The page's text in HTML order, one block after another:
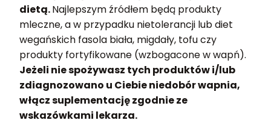
dietą.Najlepszym źródłem będą produkty
mleczne, a w przypadku nietolerancji lub diet
wegańskich fasola biała, migdały, tofu czy
produkty fortyfikowane (wzbogacone w wapń).
Jeżeli nie spożywasz tych produktów i/lub
zdiagnozowano u Ciebie niedobór wapnia,
włącz suplementację zgodnie ze
wskazówkami lekarza.